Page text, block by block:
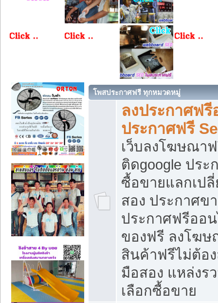
โพสประกาศฟรี ทุกหมวดหมู่
ลงประกาศฟ
ประกาศฟรี
เว็บลงโฆษณา
ติดgoogle ปร
ซื้อขายแลกเป
สอง ประกาศข
ประกาศฟรีออ
ของฟรี ลงโฆ
สินค้าฟรีไม่ต้อ
มือสอง แหล่งร
เลือกซื้อขาย